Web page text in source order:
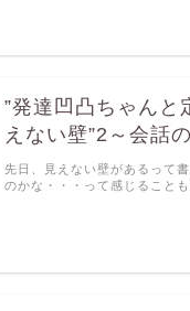
”発達凹凸ちゃんと
えない壁”2～会話
先日、見えない壁があるって
のかな・・・って感じること